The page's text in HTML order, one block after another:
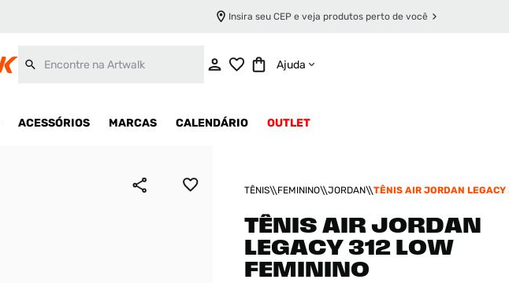
Insira seu CEP e veja produtos perto de você
Ajuda
ACESSÓRIOS MARCAS CALENDÁRIO OUTLET
TÊNIS FEMININO JORDAN
TÊNIS AIR JORDAN LEGACY
TÊNIS AIR JORDAN
LEGACY 312 LOW
FEMININO